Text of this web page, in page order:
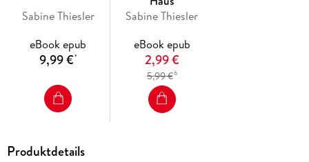
Sabine Thiesler
eBook epub
9,99 €*
Sabine Thiesler
eBook epub
2,99 €
5,99 €6
Produktdetails